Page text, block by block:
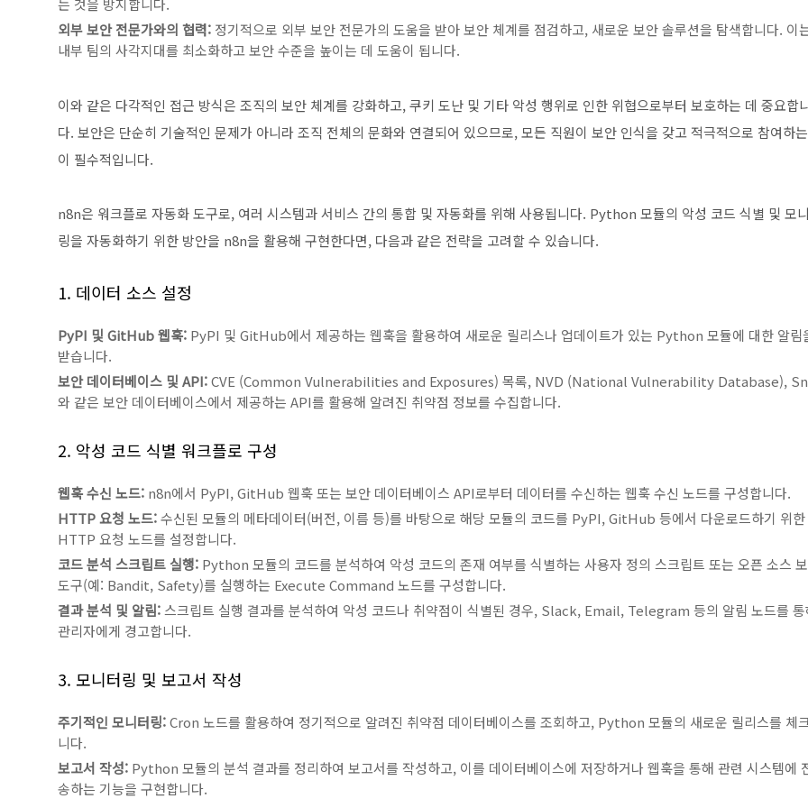
는 것을 방지합니다.
외부 보안 전문가와의 협력: 정기적으로 외부 보안 전문가의 도움을 받아 보안 체계를 점검하고, 새로운 보안 솔루션을 탐색합니다. 이
내부 팀의 사각지대를 최소화하고 보안 수준을 높이는 데 도움이 됩니다.
이와 같은 다각적인 접근 방식은 조직의 보안 체계를 강화하고, 쿠키 도난 및 기타 악성 행위로 인한 위협으로부터 보호하는 데 중요합
다. 보안은 단순히 기술적인 문제가 아니라 조직 전체의 문화와 연결되어 있으므로, 모든 직원이 보안 인식을 갖고 적극적으로 참여하
이 필수적입니다.
n8n은 워크플로 자동화 도구로, 여러 시스템과 서비스 간의 통합 및 자동화를 위해 사용됩니다. Python 모듈의 악성 코드 식별 및 모
링을 자동화하기 위한 방안을 n8n을 활용해 구현한다면, 다음과 같은 전략을 고려할 수 있습니다.
1. 데이터 소스 설정
PyPI 및 GitHub 웹훅: PyPI 및 GitHub에서 제공하는 웹훅을 활용하여 새로운 릴리스나 업데이트가 있는 Python 모듈에 대한 알림
받습니다.
보안 데이터베이스 및 API:CVE (Common Vulnerabilities and Exposures) 목록, NVD (National Vulnerability Database),
와 같은 보안 데이터베이스에서 제공하는 API를 활용해 알려진 취약점 정보를 수집합니다.
2. 악성 코드 식별 워크플로 구성
웹훅 수신 노드: n8n에서 PyPI, GitHub 웹훅 또는 보안 데이터베이스 API로부터 데이터를 수신하는 웹훅 수신 노드를 구성합니다.
HTTP 요청 노드:수신된 모듈의 메타데이터(버전, 이름 등)를 바탕으로 해당 모듈의 코드를 PyPI, GitHub 등에서 다운로드하기 위한
HTTP 요청 노드를 설정합니다.
코드 분석 스크립트 실행: Python 모듈의 코드를 분석하여 악성 코드의 존재 여부를 식별하는 사용자 정의 스크립트 또는 오픈 소스
도구(예: Bandit, Safety)를 실행하는 Execute Command 노드를 구성합니다.
결과 분석 및 알림:스크립트 실행 결과를 분석하여 악성 코드나 취약점이 식별된 경우, Slack, Email, Telegram 등의 알림 노드를 통
관리자에게 경고합니다.
3. 모니터링 및 보고서 작성
주기적인 모니터링:Cron 노드를 활용하여 정기적으로 알려진 취약점 데이터베이스를 조회하고, Python 모듈의 새로운 릴리스를 체
니다.
보고서 작성: Python 모듈의 분석 결과를 정리하여 보고서를 작성하고, 이를 데이터베이스에 저장하거나 웹훅을 통해 관련 시스템에
송하는 기능을 구현합니다.